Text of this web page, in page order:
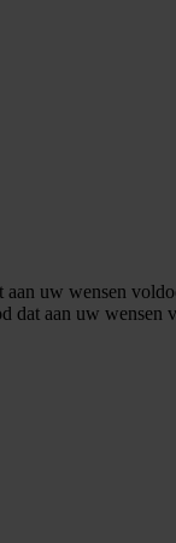
aan uw wensen
dat aan uw wensen